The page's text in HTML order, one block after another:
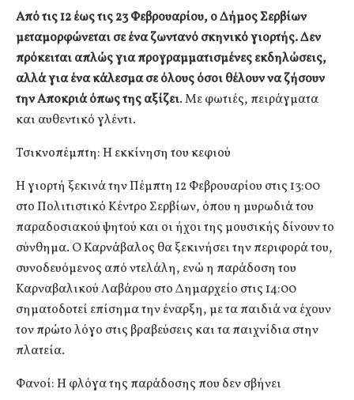
Από τις 12 έως τις 23 Φεβρουαρίου, ο Δήμος Σερβίων
μεταμορφώνεται σε ένα ζωντανό σκηνικό γιορτής. Δεν
πρόκειται απλώς για προγραμματισμένες εκδηλώσεις,
αλλά για ένα κάλεσμα σε όλους όσοι θέλουν να ζήσουν
την Αποκριά όπως της αξίζει. Με φωτιές, πειράγματα
και αυθεντικό γλέντι.
Τσικνοπέμπτη: Η εκκίνηση του κεφιού
Η γιορτή ξεκινά την Πέμπτη 12 Φεβρουαρίου στις 13:00
στο Πολιτιστικό Κέντρο Σερβίων, όπου η μυρωδιά του
παραδοσιακού ψητού και οι ήχοι της μουσικής δίνουν το
σύνθημα. Ο Καρνάβαλος θα ξεκινήσει την περιφορά του,
συνοδευόμενος από ντελάλη, ενώ η παράδοση του
Καρναβαλικού Λαβάρου στο Δημαρχείο στις 14:00
σηματοδοτεί επίσημα την έναρξη, με τα παιδιά να έχουν
τον πρώτο λόγο στις βραβεύσεις και τα παιχνίδια στην
πλατεία.
Φανοί: Η φλόγα της παράδοσης που δεν σβήνει